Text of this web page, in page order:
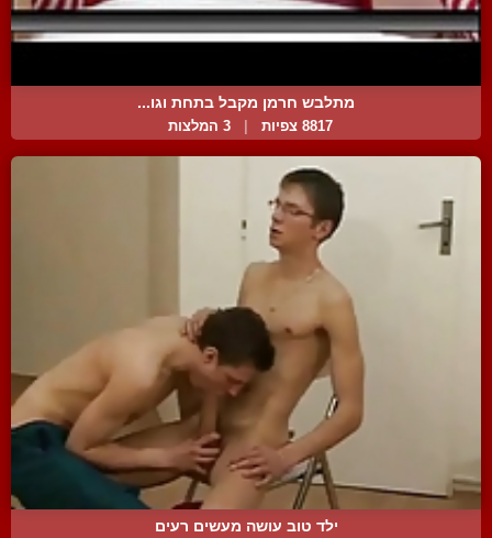
מתלבש חרמן מקבל בתחת וגו...
8817 צפיות 3 המלצות
ילד טוב עושה מעשים רעים